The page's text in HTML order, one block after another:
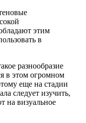
этим
в
разнообразие
в этом огромном
еще на стадии
следует изучить,
на визуальное